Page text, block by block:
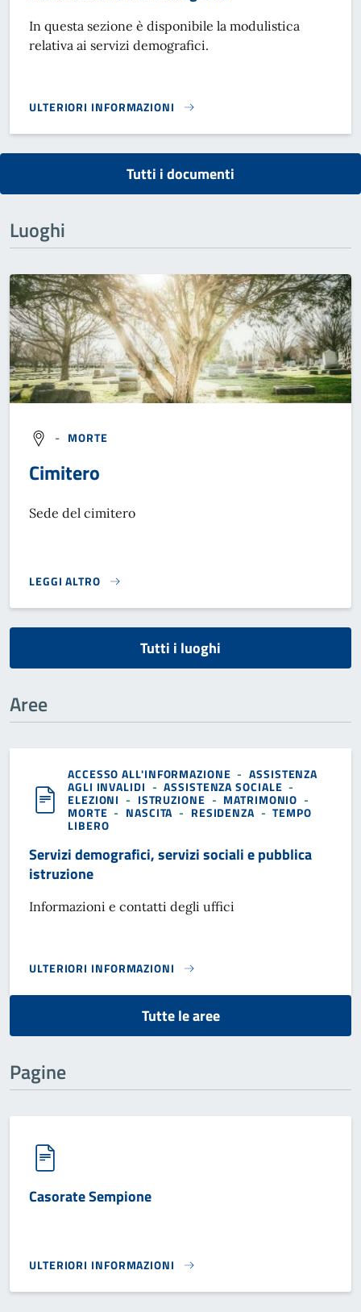
In questa sezione è disponibile la modulistica
relativa ai servizi demografici.
ULTERIORI INFORMAZIONI
MODULISTICA SERVIZI DEMOGRAFICI}
Tutti i documenti
Luoghi
- MORTE
Cimitero
Sede del cimitero
LEGGI ALTRO
}
Tutti i luoghi
Aree
ACCESSO ALL'INFORMAZIONE -ASSISTENZA
AGLI INVALIDI -ASSISTENZA SOCIALE -
ELEZIONI - ISTRUZIONE - MATRIMONIO -
MORTE - NASCITA - RESIDENZA -TEMPO
LIBERO
Servizi demografici, servizi sociali e pubblica
istruzione
Informazioni e contatti degli uffici
ULTERIORI INFORMAZIONI
SERVIZI DEMOGRAFICI, SERVIZI SOCIALI E PUBBLICA
Tutte le aree
Pagine
Casorate Sempione
ULTERIORI INFORMAZIONI
CASORATE SEMPIONE}